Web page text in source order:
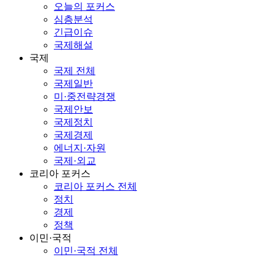
오늘의 포커스
심층분석
긴급이슈
국제해설
국제
국제 전체
국제일반
미·중전략경쟁
국제안보
국제정치
국제경제
에너지·자원
국제·외교
코리아 포커스
코리아 포커스 전체
정치
경제
정책
이민·국적
이민·국적 전체